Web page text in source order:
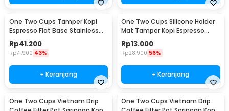
One Two Cups Tamper Kopi
Espresso Flat Base Stainless
Steel 51mm - SS51
Rp41.200
Rp71.900 43%
+ Keranjang
One Two Cups Silicone Holder
Mat Tamper Kopi Espresso
Barista - 0310
Rp13.000
Rp28.900 56%
+ Keranjang
One Two Cups Vietnam Drip
One Two Cups Vietnam Drip